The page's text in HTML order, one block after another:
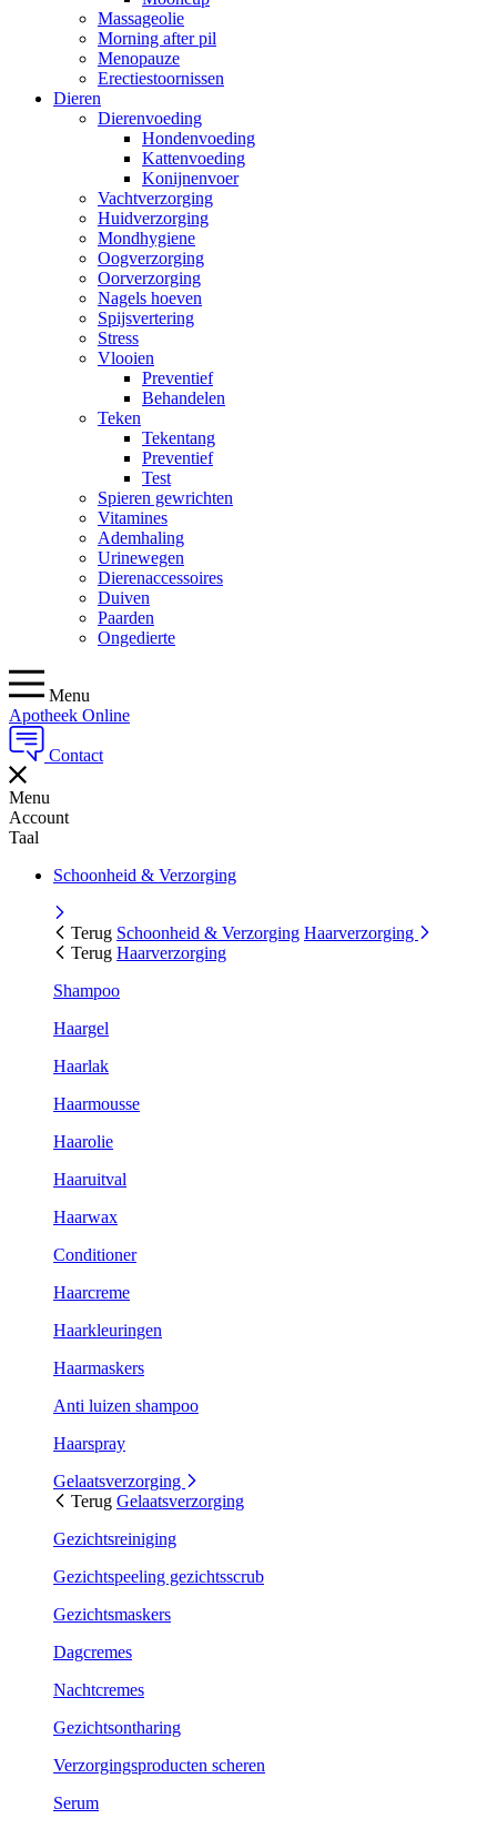
Massageolie
Morning after pil
Menopauze
Erectiestoornissen
Dieren
Dierenvoeding
Hondenvoeding
Kattenvoeding
Konijnenvoer
Vachtverzorging
Huidverzorging
Mondhygiene
Oogverzorging
Oorverzorging
Nagels hoeven
Spijsvertering
Stress
Vlooien
Preventief
Behandelen
Teken
Tekentang
Preventief
Test
Spieren gewrichten
Vitamines
Ademhaling
Urinewegen
Dierenaccessoires
Duiven
Paarden
Ongedierte
Menu
Apotheek Online
Contact
Menu
Account
Taal
Schoonheid & Verzorging
Terug Schoonheid & Verzorging Haarverzorging
Terug Haarverzorging
Shampoo
Haargel
Haarlak
Haarmousse
Haarolie
Haaruitval
Haarwax
Conditioner
Haarcreme
Haarkleuringen
Haarmaskers
Anti luizen shampoo
Haarspray
Gelaatsverzorging
Terug Gelaatsverzorging
Gezichtsreiniging
Gezichtspeeling gezichtsscrub
Gezichtsmaskers
Dagcremes
Nachtcremes
Gezichtsontharing
Verzorgingsproducten scheren
Serum